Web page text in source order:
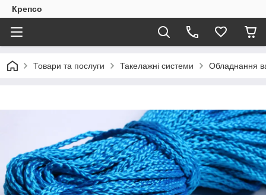
Крепсо
Товари та послуги Такелажні системи Обладнання